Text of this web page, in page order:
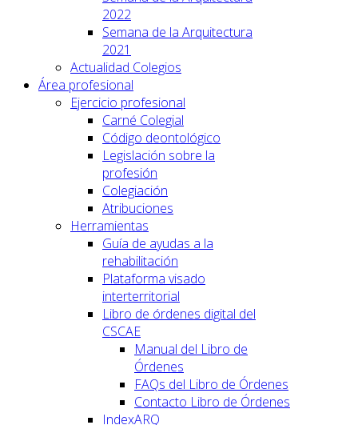
2022
Semana de la Arquitectura
2021
Actualidad Colegios
Área profesional
Ejercicio profesional
Carné Colegial
Código deontológico
Legislación sobre la
profesión
Colegiación
Atribuciones
Herramientas
Guía de ayudas a la
rehabilitación
Plataforma visado
interterritorial
Libro de órdenes digital del
CSCAE
Manual del Libro de
Órdenes
FAQs del Libro de Órdenes
Contacto Libro de Órdenes
IndexARQ